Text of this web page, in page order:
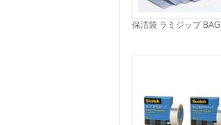
保洁袋 ラミジップ BAG